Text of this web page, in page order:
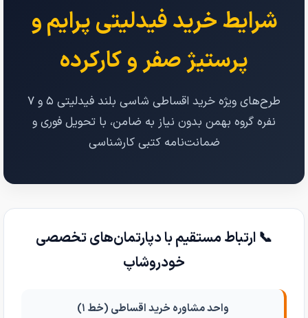
شرایط خرید فیدلیتی پرایم و
پرستیژ صفر و کارکرده
طرح‌های ویژه خرید اقساطی شاسی بلند فیدلیتی ۵ و ۷
نفره گروه بهمن بدون نیاز به ضامن، با تحویل فوری و
ضمانت‌نامه کتبی کارشناسی
📞 ارتباط مستقیم با دپارتمان‌های تخصصی
خودروشاپ
واحد مشاوره خرید اقساطی (خط ۱)